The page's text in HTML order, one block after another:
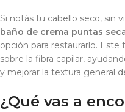
Si notás tu cabello seco, sin
baño de crema puntas
opción para restaurarlo.
sobre la fibra capilar,
y mejorar la textura general
¿Qué vas a